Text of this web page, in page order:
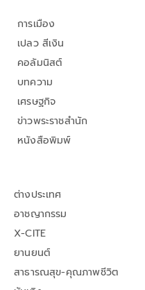
การเมือง
เปลว สีเงิน
คอลัมนิสต์
บทความ
เศรษฐกิจ
ข่าวพระราชสำนัก
หนังสือพิมพ์
ต่างประเทศ
อาชญากรรม
X-CITE
ยานยนต์
สาธารณสุข-คุณภาพชีวิต